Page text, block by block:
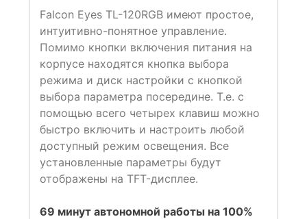
Falcon Eyes TL-120RGB имеют простое,
интуитивно-понятное управление.
Помимо кнопки включения питания на
корпусе находятся кнопка выбора
режима и диск настройки с кнопкой
выбора параметра посередине. Т.е. с
помощью всего четырех клавиш можно
быстро включить и настроить любой
доступный режим освещения. Все
установленные параметры будут
отображены на TFT-дисплее.
69 минут автономной работы на 100%